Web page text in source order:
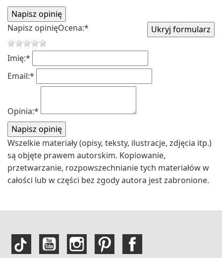
Napisz opinięOcena:*
Imię:*
Email:*
Opinia:*
Wszelkie materiały (opisy, teksty, ilustracje, zdjęcia itp.)
są objęte prawem autorskim. Kopiowanie,
przetwarzanie, rozpowszechnianie tych materiałów w
całości lub w części bez zgody autora jest zabronione.